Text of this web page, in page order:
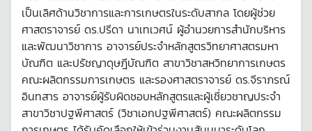
เป็นเลิศด้านวิชาการและการเกษตรในระดับสากล โดยผู้ช่วย
ศาสตราจารย์ ดร.ปรีดา นาเทเวศน์ ผู้อำนวยการสำนักบริหาร
และพัฒนาวิชาการ อาจารย์ประจำหลักสูตรวิทยาศาสตรมหา
บัณฑิต และปรัชญาดุษฎีบัณฑิต สาขาวิชาสหวิทยาการเกษตร
คณะผลิตกรรมการเกษตร และรองศาสตราจารย์ ดร.จีราภรณ์
อินทสาร อาจารย์ผู้รับผิดชอบหลักสูตรและผู้เชี่ยวชาญประจำ
สาขาวิชาปฐพีศาสตร์ (วิชาเอกปฐพีศาสตร์) คณะผลิตกรรม